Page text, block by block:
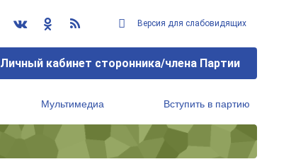
Версия для слабовидящих
Личный кабинет сторонника/члена Партии
Мультимедиа Вступить в партию